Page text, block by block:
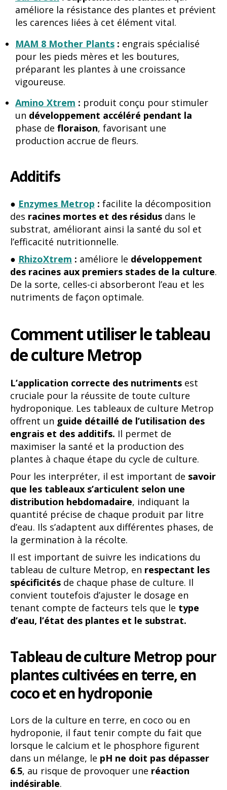
améliore la résistance des plantes et prévient
les carences liées à cet élément vital.
MAM 8 Mother Plants : engrais spécialisé
pour les pieds mères et les boutures,
préparant les plantes à une croissance
vigoureuse.
Amino Xtrem : produit conçu pour stimuler
un développement accéléré pendant la
phase de floraison, favorisant une
production accrue de fleurs.
Additifs
● Enzymes Metrop : facilite la décomposition
des racines mortes et des résidus dans le
substrat, améliorant ainsi la santé du sol et
l’efficacité nutritionnelle.
● RhizoXtrem : améliore le développement
des racines aux premiers stades de la culture.
De la sorte, celles-ci absorberont l’eau et les
nutriments de façon optimale.
Comment utiliser le tableau
de culture Metrop
L’application correcte des nutriments est
cruciale pour la réussite de toute culture
hydroponique. Les tableaux de culture Metrop
offrent un guide détaillé de l’utilisation des
engrais et des additifs. Il permet de
maximiser la santé et la production des
plantes à chaque étape du cycle de culture.
Pour les interpréter, il est important de savoir
que les tableaux s’articulent selon une
distribution hebdomadaire, indiquant la
quantité précise de chaque produit par litre
d’eau. Ils s’adaptent aux différentes phases, de
la germination à la récolte.
Il est important de suivre les indications du
tableau de culture Metrop, en respectant les
spécificités de chaque phase de culture. Il
convient toutefois d’ajuster le dosage en
tenant compte de facteurs tels que le type
d’eau, l’état des plantes et le substrat.
Tableau de culture Metrop pour
plantes cultivées en terre, en
coco et en hydroponie
Lors de la culture en terre, en coco ou en
hydroponie, il faut tenir compte du fait que
lorsque le calcium et le phosphore figurent
dans un mélange, le pH ne doit pas dépasser
6.5, au risque de provoquer une réaction
indésirable.